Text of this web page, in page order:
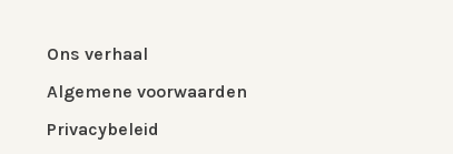
Ons verhaal
Algemene voorwaarden
Privacybeleid